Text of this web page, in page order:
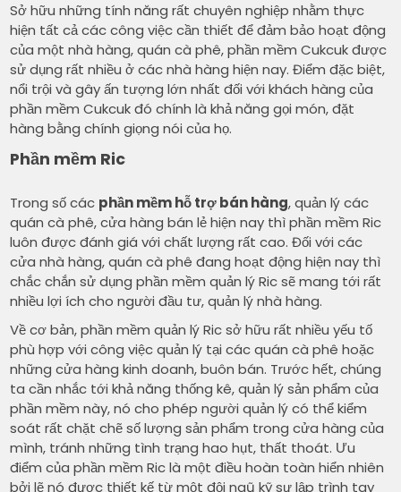
Sở hữu những tính năng rất chuyên nghiệp nhằm thực
hiện tất cả các công việc cần thiết để đảm bảo hoạt động
của một nhà hàng, quán cà phê, phần mềm Cukcuk được
sử dụng rất nhiều ở các nhà hàng hiện nay. Điểm đặc biệt,
nổi trội và gây ấn tượng lớn nhất đối với khách hàng của
phần mềm Cukcuk đó chính là khả năng gọi món, đặt
hàng bằng chính giọng nói của họ.
Phần mềm Ric
Trong số các phần mềm hỗ trợ bán hàng, quản lý các
quán cà phê, cửa hàng bán lẻ hiện nay thì phần mềm Ric
luôn được đánh giá với chất lượng rất cao. Đối với các
cửa nhà hàng, quán cà phê đang hoạt động hiện nay thì
chắc chắn sử dụng phần mềm quản lý Ric sẽ mang tới rất
nhiều lợi ích cho người đầu tư, quản lý nhà hàng.
Về cơ bản, phần mềm quản lý Ric sở hữu rất nhiều yếu tố
phù hợp với công việc quản lý tại các quán cà phê hoặc
những cửa hàng kinh doanh, buôn bán. Trước hết, chúng
ta cần nhắc tới khả năng thống kê, quản lý sản phẩm của
phần mềm này, nó cho phép người quản lý có thể kiểm
soát rất chặt chẽ số lượng sản phẩm trong cửa hàng của
mình, tránh những tình trạng hao hụt, thất thoát. Ưu
điểm của phần mềm Ric là một điều hoàn toàn hiển nhiên
bởi lẽ nó được thiết kế từ một đội ngũ kỹ sư lập trình tay